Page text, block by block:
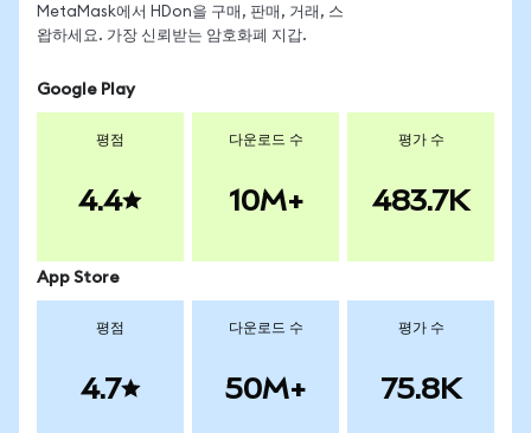
MetaMask에서 HDon을 구매, 판매, 거래, 스
왑하세요. 가장 신뢰받는 암호화폐 지갑.
Google Play
평점
4.4
다운로드 수
10M+
평가 수
483.7K
App Store
평점
4.7
다운로드 수
50M+
평가 수
75.8K